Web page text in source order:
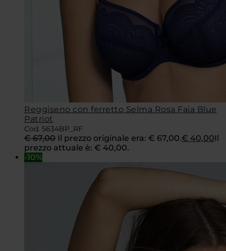
Reggiseno con ferretto Selma Rosa Faia Blue
Patriot
Cod. 5634BP_RF
€67,00 Il prezzo originale era: € 67,00.€ 40,00Il
prezzo attuale è: € 40,00.
-10%